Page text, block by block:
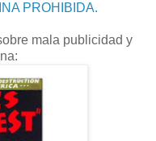
PROHIBIDA.
mala publicidad y